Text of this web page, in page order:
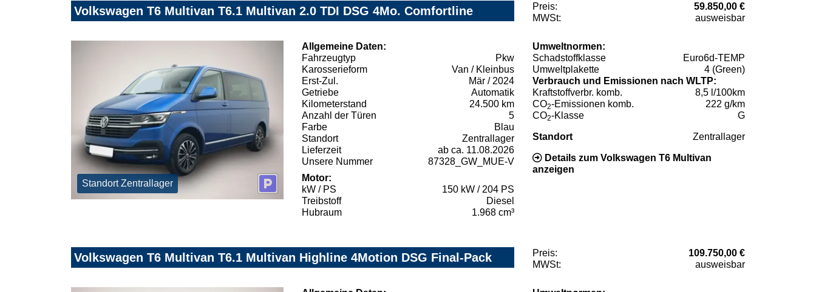
Volkswagen T6 Multivan T6.1 Multivan 2.0 TDI DSG 4Mo. Comfortline Preis:
59.850,00 €
MWSt:
ausweisbar
Standort Zentrallager
Allgemeine Daten:
Fahrzeugtyp
Pkw
Karosserieform
Van / Kleinbus
Erst-Zul.
Mär / 2024
Getriebe
Automatik
Kilometerstand
24.500 km
Anzahl der Türen
5
Farbe
Blau
Standort
Zentrallager
Lieferzeit
ab ca. 11.08.2026
Unsere Nummer
87328_GW_MUE-V
Motor:
kW / PS
150 kW / 204 PS
Treibstoff
Diesel
Hubraum
1.968 cm³
Umweltnormen:
Schadstoffklasse
Euro6d-TEMP
Umweltplakette
4 (Green)
Verbrauch und Emissionen nach WLTP:
Kraftstoffverbr. komb.
8,5 l/100km
CO2-Emissionen komb.
222 g/km
CO2-Klasse G
Standort Zentrallager
Details zum Volkswagen T6 Multivan
anzeigen
Volkswagen T6 Multivan T6.1 Multivan Highline 4Motion DSG Final-Pack Preis:
109.750,00 €
MWSt:
ausweisbar